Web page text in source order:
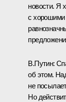
новости. Я
с хорошими
В.Путин:
об этом.
не
Но